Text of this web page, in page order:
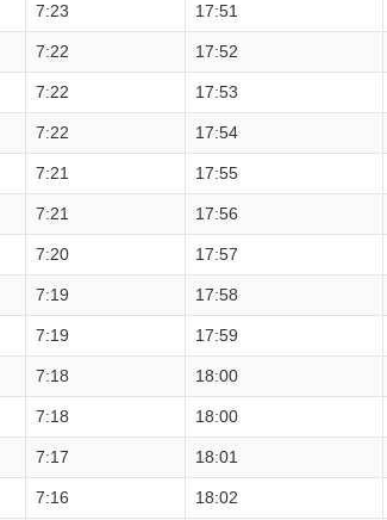
7:23 17:51
7:22 17:52
7:22 17:53
7:22 17:54
7:21 17:55
7:21 17:56
7:20 17:57
7:19 17:58
7:19 17:59
7:18 18:00
7:18 18:00
7:17 18:01
7:16 18:02